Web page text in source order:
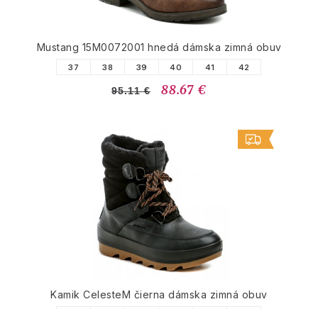
Mustang 15M0072001 hnedá dámska zimná obuv
37 38 39 40 41 42
95.11 € 88.67 €
Kamik CelesteM čierna dámska zimná obuv